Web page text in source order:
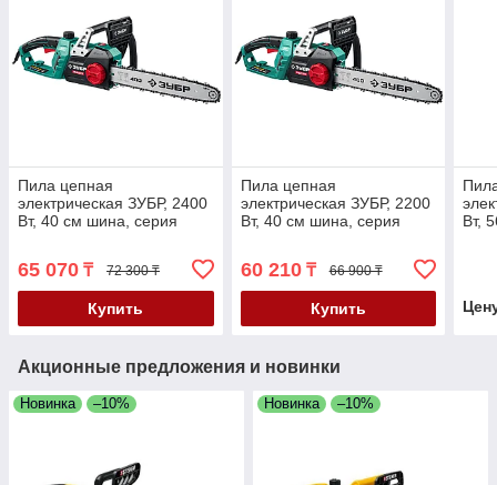
Пила цепная
электрическая ЗУБР, 2400
Вт, 40 см шина, серия
65 070 ₸ 72 300 ₸
Купить
Пила цепная
электрическая ЗУБР, 2200
Вт, 40 см шина, серия
60 210₸ 66 900 ₸
Купить
Вт,
Акционные предложения и новинки
Новинка –10% Новинка –10%